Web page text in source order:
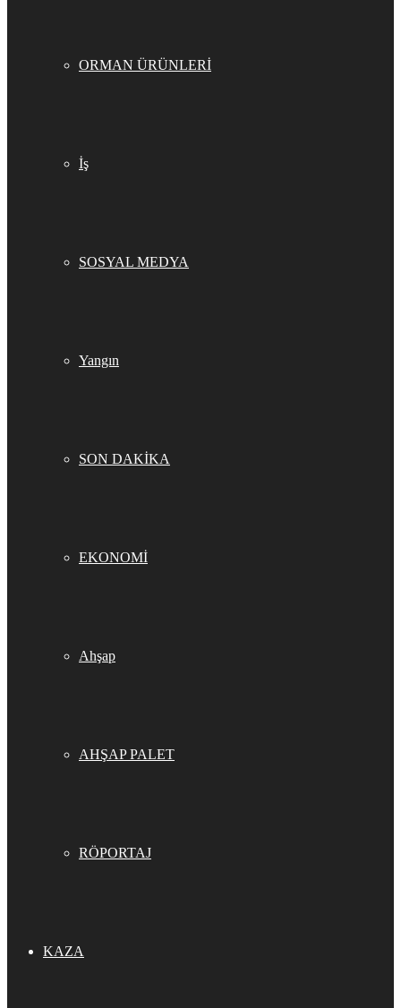
ORMAN ÜRÜNLERİ
İş
SOSYAL MEDYA
Yangın
SON DAKİKA
EKONOMİ
Ahşap
AHŞAP PALET
RÖPORTAJ
KAZA